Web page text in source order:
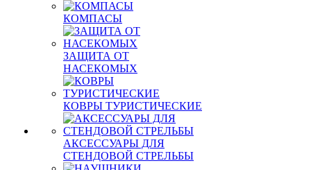
КОМПАСЫ
ЗАЩИТА ОТ
НАСЕКОМЫХ
КОВРЫ ТУРИСТИЧЕСКИЕ
АКСЕССУАРЫ ДЛЯ
СТЕНДОВОЙ СТРЕЛЬБЫ